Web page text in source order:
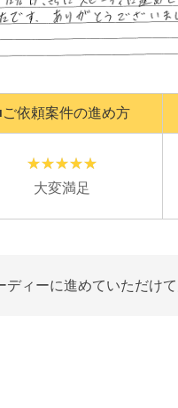
ご依頼案件の進め方
大変満足
ィーに進めていただけ